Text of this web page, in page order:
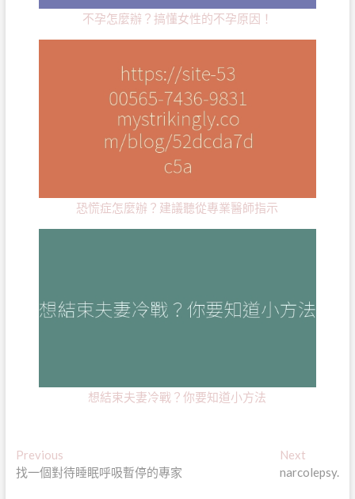
不孕怎麼辦？搞懂女性的不孕原因！
恐慌症怎麼辦？建議聽從專業醫師指示
想結束夫妻冷戰？你要知道小方法
文
章
PreviousPrevious
post:
找一個對待睡眠呼吸暫停的專家
Next
post:
narcolepsy.